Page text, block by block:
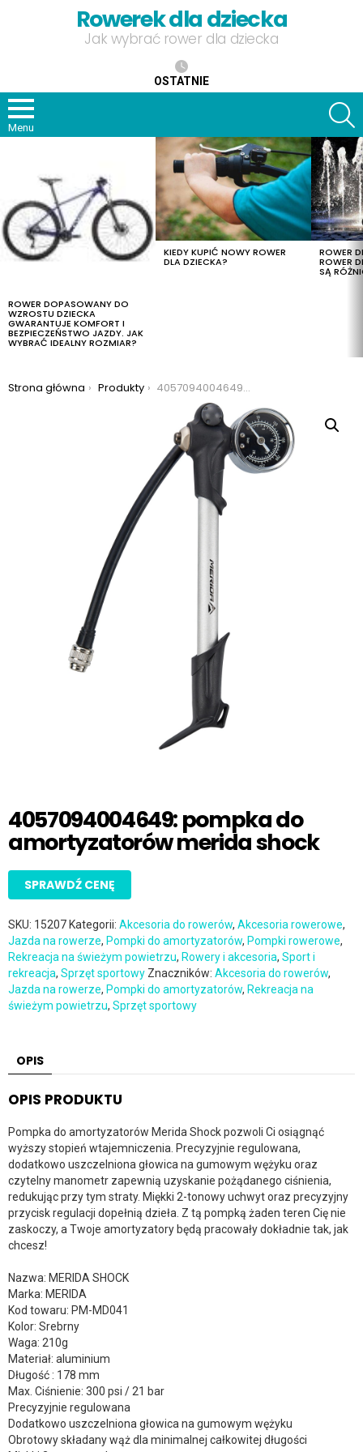
Rowerek dla dziecka
Jak wybrać rower dla dziecka
OSTATNIE
Menu
ROWER DOPASOWANY DO
WZROSTU DZIECKA
GWARANTUJE KOMFORT I
BEZPIECZEŃSTWO JAZDY. JAK
WYBRAĆ IDEALNY ROZMIAR?
KIEDY KUPIĆ NOWY ROWER
DLA DZIECKA?
ROWER
ROWER
SĄ
Jesteś tutaj:
Strona główna Produkty 4057094004649: pompka do amortyzatorów merida shock
4057094004649: pompka do
amortyzatorów merida shock
SPRAWDŹ CENĘ
SKU: 15207 Kategorii: Akcesoria do rowerów, Akcesoria rowerowe,
Jazda na rowerze, Pompki do amortyzatorów, Pompki rowerowe,
Rekreacja na świeżym powietrzu, Rowery i akcesoria, Sport i
rekreacja, Sprzęt sportowy Znaczników: Akcesoria do rowerów,
Jazda na rowerze, Pompki do amortyzatorów, Rekreacja na
świeżym powietrzu, Sprzęt sportowy
OPIS
OPIS PRODUKTU
Pompka do amortyzatorów Merida Shock pozwoli Ci osiągnąć
wyższy stopień wtajemniczenia. Precyzyjnie regulowana,
dodatkowo uszczelniona głowica na gumowym wężyku oraz
czytelny manometr zapewnią uzyskanie pożądanego ciśnienia,
redukując przy tym straty. Miękki 2-tonowy uchwyt oraz precyzyjny
przycisk regulacji dopełnią dzieła. Z tą pompką żaden teren Cię nie
zaskoczy, a Twoje amortyzatory będą pracowały dokładnie tak, jak
chcesz!
Nazwa: MERIDA SHOCK
Marka: MERIDA
Kod towaru: PM-MD041
Kolor: Srebrny
Waga: 210g
Materiał: aluminium
Długość : 178 mm
Max. Ciśnienie: 300 psi / 21 bar
Precyzyjnie regulowana
Dodatkowo uszczelniona głowica na gumowym wężyku
Obrotowy składany wąż dla minimalnej całkowitej długości